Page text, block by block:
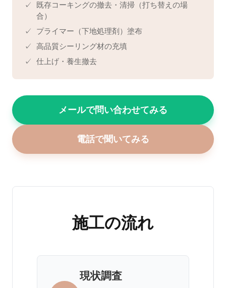
✓
既存コーキングの撤去・清掃（打ち替えの場
合）
✓
プライマー（下地処理剤）塗布
✓
高品質シーリング材の充填
✓
仕上げ・養生撤去
メールで問い合わせてみる
電話で聞いてみる
施工の流れ
現状調査